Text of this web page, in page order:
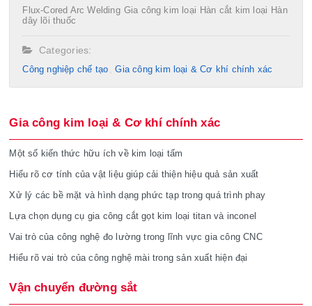
Flux-Cored Arc Welding Gia công kim loại Hàn cắt kim loại Hàn
dây lõi thuốc
Categories:
Công nghiệp chế tạo​ Gia công kim loại & Cơ khí chính xác
Gia công kim loại & Cơ khí chính xác
Một số kiến thức hữu ích về kim loại tấm
Hiểu rõ cơ tính của vật liệu giúp cải thiện hiệu quả sản xuất
Xử lý các bề mặt và hình dạng phức tạp trong quá trình phay
Lựa chọn dụng cụ gia công cắt gọt kim loại titan và inconel
Vai trò của công nghệ đo lường trong lĩnh vực gia công CNC
Hiểu rõ vai trò của công nghệ mài trong sản xuất hiện đại
Vận chuyển đường sắt